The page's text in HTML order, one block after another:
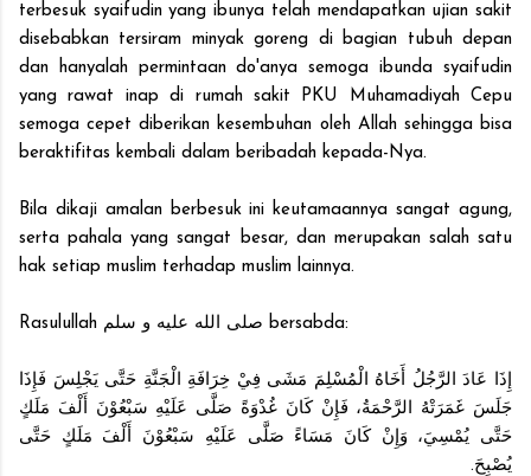
terbesuk syaifudin yang ibunya telah mendapatkan ujian sakit
disebabkan tersiram minyak goreng di bagian tubuh depan
dan hanyalah permintaan do'anya semoga ibunda syaifudin
yang rawat inap di rumah sakit PKU Muhamadiyah Cepu
semoga cepet diberikan kesembuhan oleh Allah sehingga bisa
beraktifitas kembali dalam beribadah kepada-Nya.
Bila dikaji amalan berbesuk ini keutamaannya sangat agung,
serta pahala yang sangat besar, dan merupakan salah satu
hak setiap muslim terhadap muslim lainnya.
Rasulullah صلى الله عليه و سلم bersabda:
إِذَا عَادَ الرَّجُلُ أَخَاهُ الْمُسْلِمَ مَشَى فِيْ خِرَافَةِ الْجَنَّةِ حَتَّى يَجْلِسَ فَإِذَا
جَلَسَ غَمَرَتْهُ الرَّحْمَةُ، فَإِنْ كَانَ غُدْوَةً صَلَّى عَلَيْهِ سَبْعُوْنَ أَلْفَ مَلَكٍ
حَتَّى يُمْسِيَ، وَإِنْ كَانَ مَسَاءً صَلَّى عَلَيْهِ سَبْعُوْنَ أَلْفَ مَلَكٍ حَتَّى
يُصْبِحَ.